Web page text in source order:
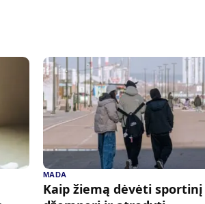
MADA
Kaip žiemą dėvėti sportinį